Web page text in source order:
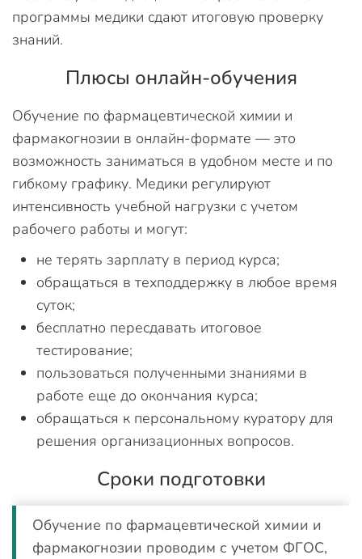
программы медики сдают итоговую проверку
знаний.
Плюсы онлайн-обучения
Обучение по фармацевтической химии и
фармакогнозии в онлайн-формате — это
возможность заниматься в удобном месте и по
гибкому графику. Медики регулируют
интенсивность учебной нагрузки с учетом
рабочего работы и могут:
не терять зарплату в период курса;
обращаться в техподдержку в любое время
суток;
бесплатно пересдавать итоговое
тестирование;
пользоваться полученными знаниями в
работе еще до окончания курса;
обращаться к персональному куратору для
решения организационных вопросов.
Сроки подготовки
Обучение по фармацевтической химии и
фармакогнозии проводим с учетом ФГОС,